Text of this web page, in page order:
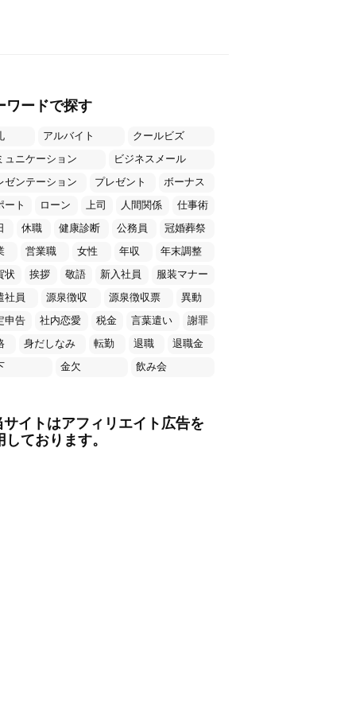
ワードで探す
アルバイト
クールビズ
ュニケーション
ビジネスメール
ゼンテーション
プレゼント
ボーナス
ート
ローン 上司 人間関係
仕事術
休職 健康診断 公務員
冠婚葬祭
営業職 女性 年収
年末調整
状
挨拶 敬語 新入社員
服装マナー
社員
源泉徴収 源泉徴収票
異動
申告
社内恋愛 税金 言葉遣い
謝罪
身だしなみ 転勤 退職
退職金
金欠 飲み会
イトはアフィリエイト広告を
しております。